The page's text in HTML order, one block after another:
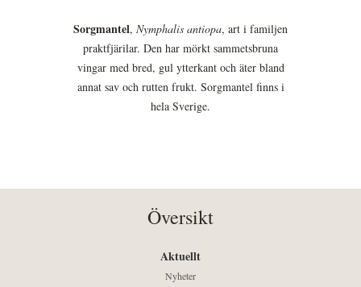
Sorgmantel, Nymphalis antiopa, art i familjen
praktfjärilar. Den har mörkt sammetsbruna
vingar med bred, gul ytterkant och äter bland
annat sav och rutten frukt. Sorgmantel finns i
hela Sverige.
Översikt
Aktuellt
Nyheter